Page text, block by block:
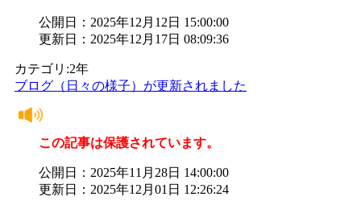
公開日：2025年12月12日 15:00:00
更新日：2025年12月17日 08:09:36
カテゴリ:2年
ブログ（日々の様子）が更新されました
この記事は保護されています。
公開日：2025年11月28日 14:00:00
更新日：2025年12月01日 12:26:24